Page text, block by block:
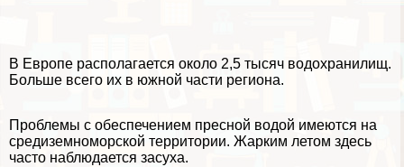
В Европе располагается около 2,5 тысяч водохранилищ.
Больше всего их в южной части региона.
Проблемы с обеспечением пресной водой имеются на
средиземноморской территории. Жарким летом здесь
часто наблюдается засуха.